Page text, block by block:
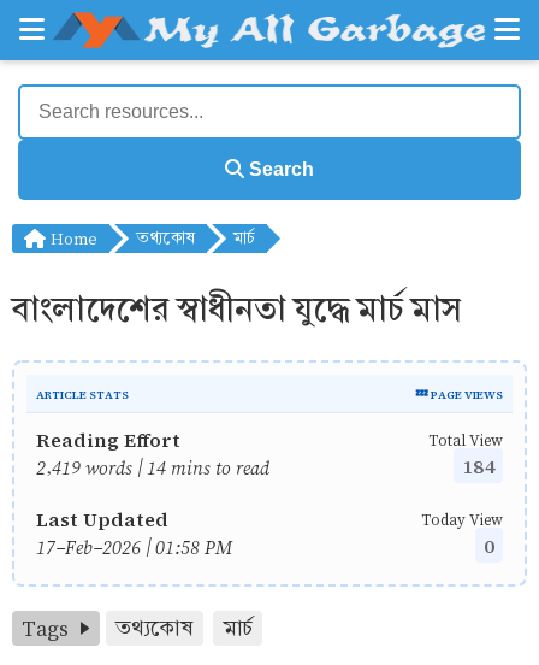
Search
Home তথ্যকোষ মার্চ
বাংলাদেশের স্বাধীনতা যুদ্ধে মার্চ মাস
ARTICLE STATS 💤 PAGE VIEWS
Reading Effort
2,419 words | 14 mins to read
Total View
184
Last Updated
17-Feb-2026 | 01:58 PM
Today View
0
Tags তথ্যকোষ মার্চ